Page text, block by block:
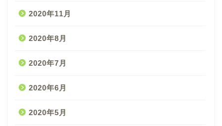
2020年11月
2020年8月
2020年7月
2020年6月
2020年5月